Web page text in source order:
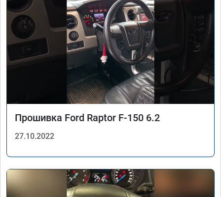
Прошивка Ford Raptor F-150 6.2
27.10.2022